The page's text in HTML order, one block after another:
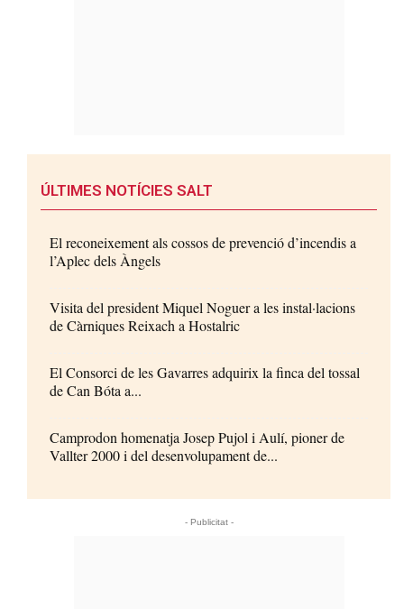
ÚLTIMES NOTÍCIES SALT
El reconeixement als cossos de prevenció d’incendis a
l’Aplec dels Àngels
Visita del president Miquel Noguer a les instal·lacions
de Càrniques Reixach a Hostalric
El Consorci de les Gavarres adquirix la finca del tossal
de Can Bóta a...
Camprodon homenatja Josep Pujol i Aulí, pioner de
Vallter 2000 i del desenvolupament de...
- Publicitat -